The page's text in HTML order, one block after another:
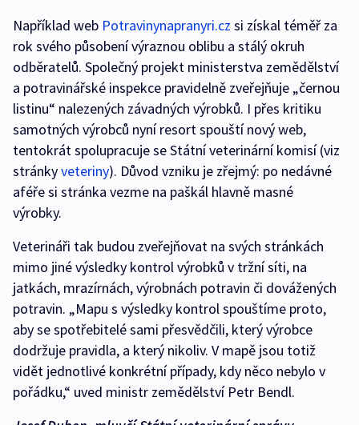
Například web Potravinynapranyri.cz si získal téměř za
rok svého působení výraznou oblibu a stálý okruh
odběratelů. Společný projekt ministerstva zemědělství
a potravinářské inspekce pravidelně zveřejňuje „černou
listinu“ nalezených závadných výrobků. I přes kritiku
samotných výrobců nyní resort spouští nový web,
tentokrát spolupracuje se Státní veterinární komisí (viz
stránkyveteriny). Důvod vzniku je zřejmý: po nedávné
aféře si stránka vezme na paškál hlavně masné
výrobky.
Veterináři tak budou zveřejňovat na svých stránkách
mimo jiné výsledky kontrol výrobků v tržní síti, na
jatkách, mrazírnách, výrobnách potravin či dovážených
potravin. „Mapu s výsledky kontrol spouštíme proto,
aby se spotřebitelé sami přesvědčili, který výrobce
dodržuje pravidla, a který nikoliv. V mapě jsou totiž
vidět jednotlivé konkrétní případy, kdy něco nebylo v
pořádku,“ uved ministr zemědělství Petr Bendl.